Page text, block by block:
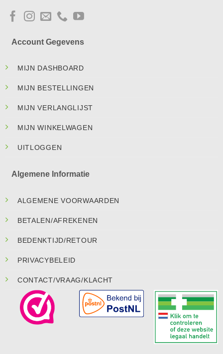
Account Gegevens
MIJN DASHBOARD
MIJN BESTELLINGEN
MIJN VERLANGLIJST
MIJN WINKELWAGEN
UITLOGGEN
Algemene Informatie
ALGEMENE VOORWAARDEN
BETALEN/AFREKENEN
BEDENKTIJD/RETOUR
PRIVACYBELEID
CONTACT/VRAAG/KLACHT